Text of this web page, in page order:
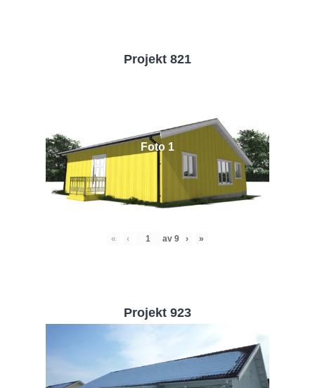
Projekt 821
Foto 1
« ‹ av 9 › »
Projekt 923